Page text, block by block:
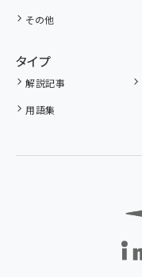
その他
タイプ
解説記事
用語集